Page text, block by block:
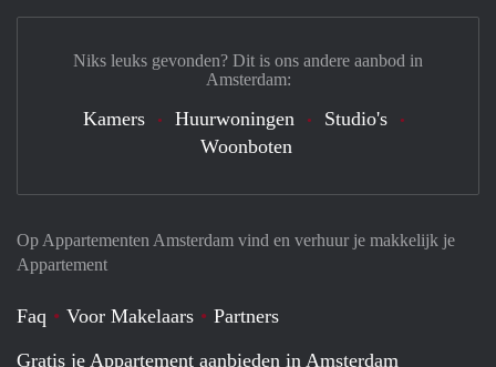
Op Appartementen Amsterdam vind en verhuur je makkelijk je
Appartement
Faq Voor Makelaars
Partners
Gratis je Appartement aanbieden in Amsterdam
Niks leuks gevonden? Dit is ons andere aanbod in
Amsterdam:
Kamers Huurwoningen
Studio's
Woonboten